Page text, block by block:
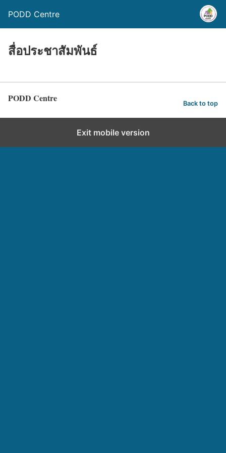
PODD Centre
สื่อประชาสัมพันธ์
PODD Centre Back to top
Exit mobile version